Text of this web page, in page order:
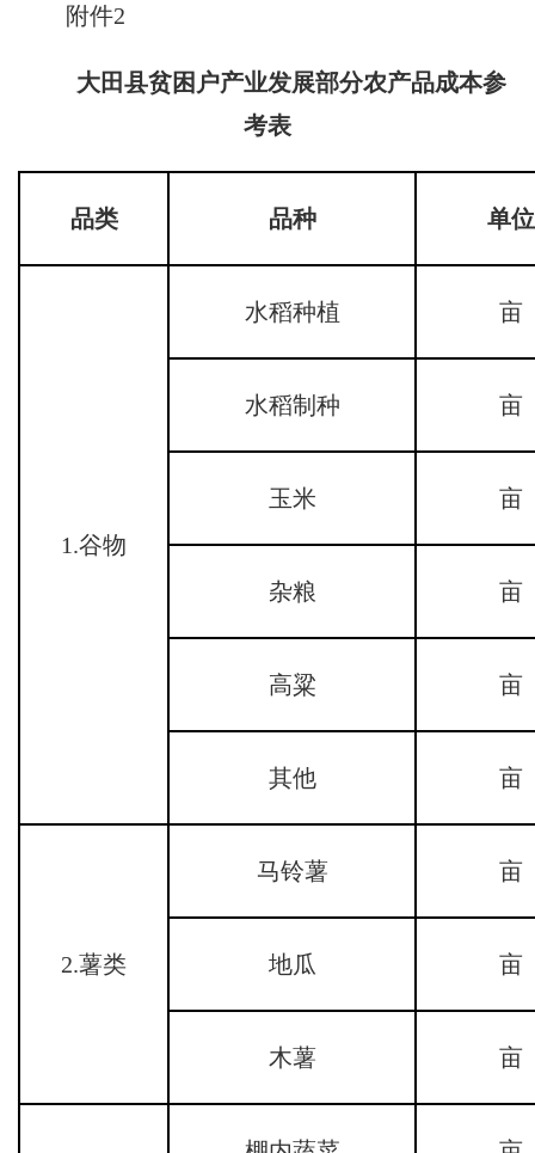
附件2
大田县贫困户产业发展部分农产品成本参
考表
品类 品种 单位
1.谷物
水稻种植 亩
水稻制种 亩
玉米 亩
杂粮 亩
高粱 亩
其他 亩
2.薯类
马铃薯 亩
地瓜 亩
木薯 亩